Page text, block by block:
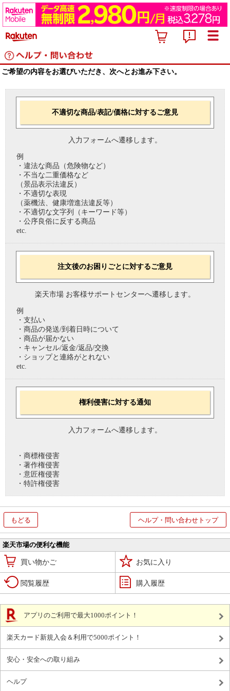
ご希望の内容をお選びいただき、次へとお進み下さい。
不適切な商品/表記/価格に対するご意見
入力フォームへ遷移します。
例
・違法な商品（危険物など）
・不当な二重価格など
（景品表示法違反）
・不適切な表現
（薬機法、健康増進法違反等）
・不適切な文字列（キーワード等）
・公序良俗に反する商品
etc.
注文後のお困りごとに対するご意見
楽天市場 お客様サポートセンターへ遷移します。
例
・支払い
・商品の発送/到着日時について
・商品が届かない
・キャンセル/返金/返品/交換
・ショップと連絡がとれない
etc.
権利侵害に対する通知
入力フォームへ遷移します。
・商標権侵害
・著作権侵害
・意匠権侵害
・特許権侵害
もどる ヘルプ・問い合わせトップ
楽天市場の便利な機能
買い物かご お気に入り
閲覧履歴 購入履歴
アプリのご利用で最大1000ポイント！
楽天カード新規入会＆利用で5000ポイント！
安心・安全への取り組み
ヘルプ